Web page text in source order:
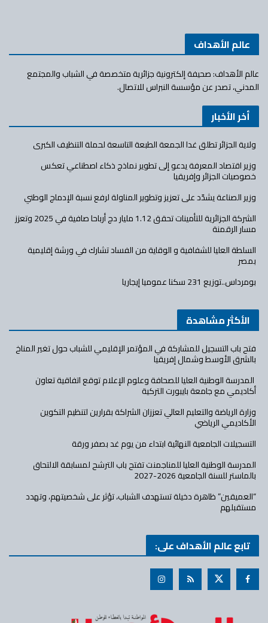
عالم الأهداف
عالم الأهداف: صحيفة إلكترونية جزائرية متخصصة في الشباب والمجتمع
المدني، تصدر عن مؤسسة النبراس للاتصال.
أخر الأخبار
ولاية الجزائر تطلق غدا الجمعة الطبعة التاسعة لحملة التنظيف الكبرى
وزير اقتصاد المعرفة يدعو إلى تطوير نماذج ذكاء اصطناعي تعكس
خصوصيات الجزائر وإفريقيا
وزير الصناعة يشدّد على تعزيز وتطوير المناولة لرفع نسبة الإدماج الوطني
الشركة الجزائرية للتأمينات تحقق 1.12 مليار دج أرباحا صافية في 2025 وتعزز
مسار الرقمنة
السلطة العليا للشفافية و الوقاية من الفساد تشارك في ورشة إقليمية
بمصر
بومرداس..توزيع 231 سكنا عموميا إيجاريا
الأكثر مشاهدة
فتح باب التسجيل للمشاركة في المؤتمر الإقليمي للشباب حول تغير المناخ
بالشرق الأوسط وشمال إفريقيا
المدرسة الوطنية العليا للصحافة وعلوم الإعلام توقع اتفاقية تعاون
أكاديمي مع جامعة بايبورت التركية
وزارة الرياضة والتعليم العالي تعززان الشراكة بقرارين لتنظيم التكوين
الأكاديمي الرياضي
التسجيلات الجامعية النهائية ابتداء من يوم غد بصفر ورقة
المدرسة الوطنية العليا للمناجمنت تفتح باب الترشح لمسابقة الالتحاق
بالماستر للسنة الجامعية 2026-2027
“العميقين” ظاهرة دخيلة تستهدف الشباب، تؤثر على شخصيتهم، وتهدد
مستقبلهم
تابع عالم الأهداف على: